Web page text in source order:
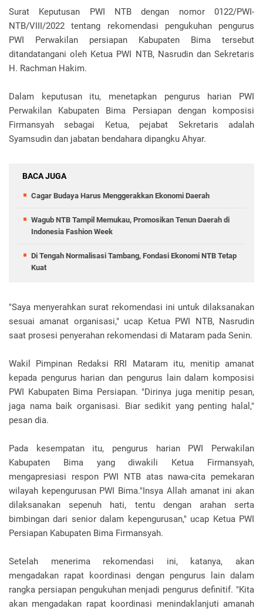
Surat Keputusan PWI NTB dengan nomor 0122/PWI-
NTB/VIII/2022 tentang rekomendasi pengukuhan pengurus
PWI Perwakilan persiapan Kabupaten Bima tersebut
ditandatangani oleh Ketua PWI NTB, Nasrudin dan Sekretaris
H. Rachman Hakim.
Dalam keputusan itu, menetapkan pengurus harian PWI
Perwakilan Kabupaten Bima Persiapan dengan komposisi
Firmansyah sebagai Ketua, pejabat Sekretaris adalah
Syamsudin dan jabatan bendahara dipangku Ahyar.
BACA JUGA
Cagar Budaya Harus Menggerakkan Ekonomi Daerah
Wagub NTB Tampil Memukau, Promosikan Tenun Daerah di
Indonesia Fashion Week
Di Tengah Normalisasi Tambang, Fondasi Ekonomi NTB Tetap
Kuat
"Saya menyerahkan surat rekomendasi ini untuk dilaksanakan
sesuai amanat organisasi," ucap Ketua PWI NTB, Nasrudin
saat prosesi penyerahan rekomendasi di Mataram pada Senin.
Wakil Pimpinan Redaksi RRI Mataram itu, menitip amanat
kepada pengurus harian dan pengurus lain dalam komposisi
PWI Kabupaten Bima Persiapan. "Dirinya juga menitip pesan,
jaga nama baik organisasi. Biar sedikit yang penting halal,"
pesan dia.
Pada kesempatan itu, pengurus harian PWI Perwakilan
Kabupaten Bima yang diwakili Ketua Firmansyah,
mengapresiasi respon PWI NTB atas nawa-cita pemekaran
wilayah kepengurusan PWI Bima."Insya Allah amanat ini akan
dilaksanakan sepenuh hati, tentu dengan arahan serta
bimbingan dari senior dalam kepengurusan," ucap Ketua PWI
Persiapan Kabupaten Bima Firmansyah.
Setelah menerima rekomendasi ini, katanya, akan
mengadakan rapat koordinasi dengan pengurus lain dalam
rangka persiapan pengukuhan menjadi pengurus definitif. "Kita
akan mengadakan rapat koordinasi menindaklanjuti amanah